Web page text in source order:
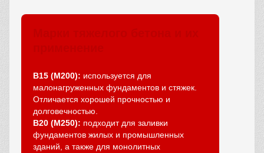
В15 (М200): используется для
малонагруженных фундаментов и стяжек.
Отличается хорошей прочностью и
долговечностью.
В20 (М250): подходит для заливки
фундаментов жилых и промышленных
зданий, а также для монолитных